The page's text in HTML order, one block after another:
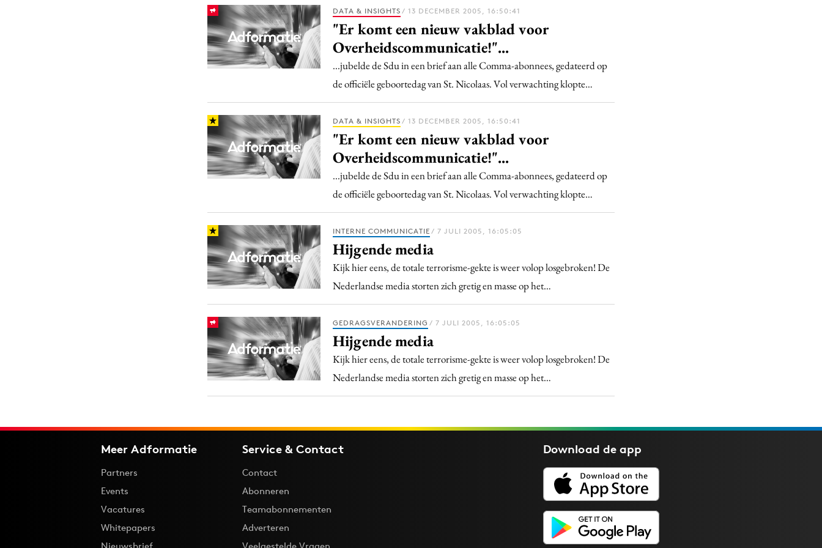
Gedragsverandering
Influencer marketing
Interne communicatie
Reputatie & crisis
DATA & INSIGHTS / 13 DECEMBER 2005, 16:50:41
"Er komt een nieuw vakblad voor
Overheidscommunicatie!"...
...jubelde de Sdu in een brief aan alle Comma-abonnees, gedateerd op
de officiële geboortedag van St. Nicolaas. Vol verwachting klopte…
DATA & INSIGHTS / 13 DECEMBER 2005, 16:50:41
"Er komt een nieuw vakblad voor
Overheidscommunicatie!"...
...jubelde de Sdu in een brief aan alle Comma-abonnees, gedateerd op
de officiële geboortedag van St. Nicolaas. Vol verwachting klopte…
INTERNE COMMUNICATIE / 7 JULI 2005, 16:05:05
Hijgende media
Kijk hier eens, de totale terrorisme-gekte is weer volop losgebroken! De
Nederlandse media storten zich gretig en masse op het…
GEDRAGSVERANDERING / 7 JULI 2005, 16:05:05
Hijgende media
Kijk hier eens, de totale terrorisme-gekte is weer volop losgebroken! De
Nederlandse media storten zich gretig en masse op het…
Meer Adformatie
Partners
Events
Vacatures
Whitepapers
Service & Contact
Contact
Abonneren
Teamabonnementen
Adverteren
Download deapp